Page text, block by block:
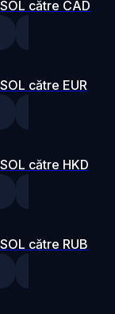
SOL către CAD
SOL către EUR
SOL către HKD
SOL către RUB